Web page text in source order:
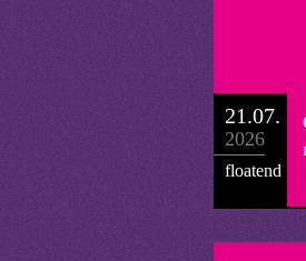
21.07.
2026
floatend